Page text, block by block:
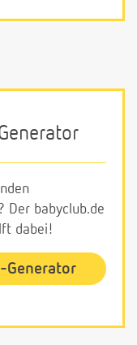
Der babyclub.de
dabei!
Generator